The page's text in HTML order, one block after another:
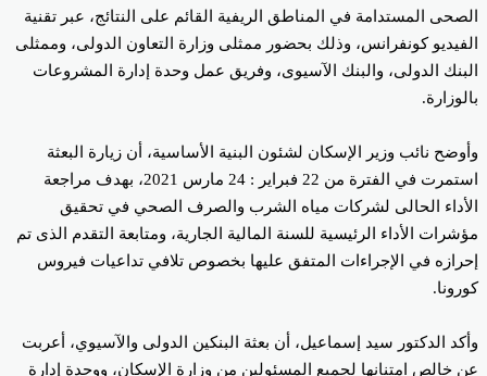
المستدامة في المناطق الريفية القائم على النتائج، عبر تقنية
كونفرانس، وذلك بحضور ممثلى وزارة التعاون الدولى، وممثلى
الدولى، والبنك الآسيوى، وفريق عمل وحدة إدارة المشروعات
نائب وزير الإسكان لشئون البنية الأساسية، أن زيارة البعثة
استمرت في الفترة من 22 فبراير : 24 مارس 2021، بهدف مراجعة
الحالى لشركات مياه الشرب والصرف الصحي في تحقيق
الأداء الرئيسية للسنة المالية الجارية، ومتابعة التقدم الذى تم
في الإجراءات المتفق عليها بخصوص تلافي تداعيات فيروس
الدكتور سيد إسماعيل، أن بعثة البنكين الدولى والآسيوي، أعربت
خالص امتنانها لجميع المسئولين من وزارة الإسكان، ووحدة إدارة